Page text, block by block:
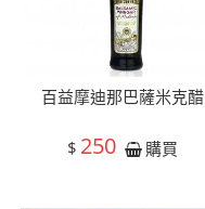
百益摩迪那巴薩米克醋
$ 250 購買